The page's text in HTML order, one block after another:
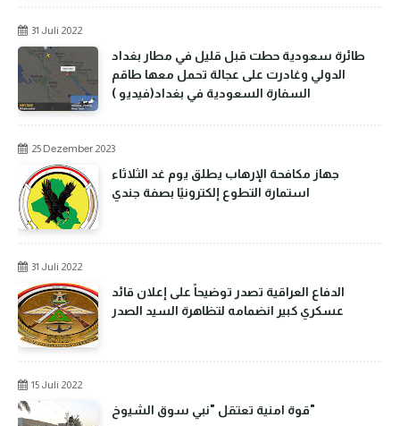
31 Juli 2022
طائرة سعودية حطت قبل قليل في مطار بغداد
الدولي وغادرت على عجالة تحمل معها طاقم
السفارة السعودية في بغداد(فيديو )
25 Dezember 2023
جهاز مكافحة الإرهاب يطلق يوم غد الثلاثاء
استمارة التطوع إلكترونيًا بصفة جندي
31 Juli 2022
الدفاع العراقية تصدر توضيحاً على إعلان قائد
عسكري كبير انضمامه لتظاهرة السيد الصدر
15 Juli 2022
قوة امنية تعتقل "نبي سوق الشيوخ"